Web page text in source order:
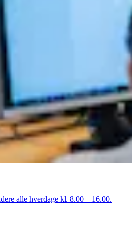
alle hverdage kl. 8.00 – 16.00.